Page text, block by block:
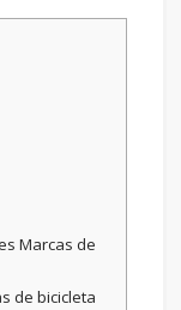
Marcas de
de bicicleta